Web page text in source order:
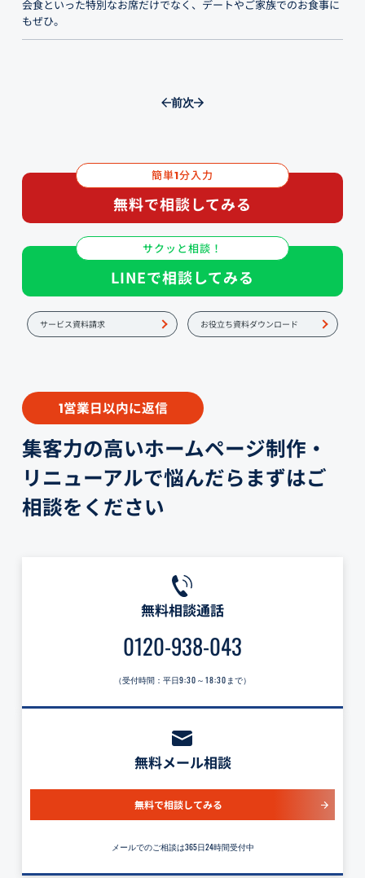
会食といった特別なお席だけでなく、デートやご家族でのお食事に
もぜひ。
前次
簡単1分入力
無料で相談してみる
サクッと相談！
LINEで相談してみる
サービス資料請求 お役立ち資料ダウンロード
1営業日以内に返信
集客力の高いホームページ制作・
リニューアルで悩んだらまずはご
相談をください
無料相談通話
0120-938-043
（受付時間：平日9:30～18:30 まで）
無料メール相談
無料で相談してみる
メールでのご相談は365日24時間受付中